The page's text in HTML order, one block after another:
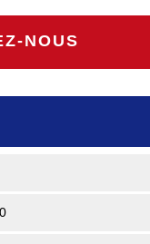
NOUS